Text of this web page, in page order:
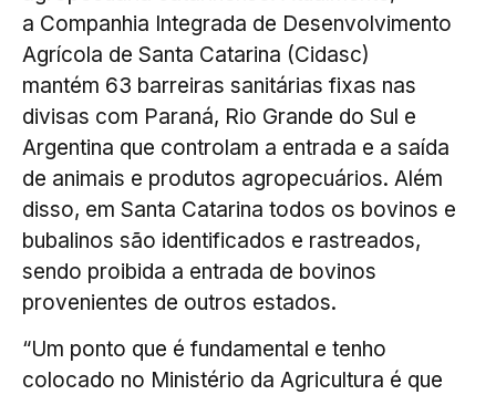
a Companhia Integrada de Desenvolvimento
Agrícola de Santa Catarina (Cidasc)
mantém 63 barreiras sanitárias fixas nas
divisas com Paraná, Rio Grande do Sul e
Argentina que controlam a entrada e a saída
de animais e produtos agropecuários. Além
disso, em Santa Catarina todos os bovinos e
bubalinos são identificados e rastreados,
sendo proibida a entrada de bovinos
provenientes de outros estados.
“Um ponto que é fundamental e tenho
colocado no Ministério da Agricultura é que